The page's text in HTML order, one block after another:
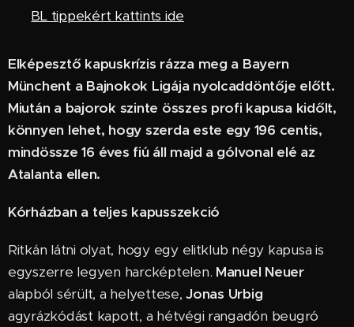
BL tippekért kattints ide
Elképesztő kapuskrízis rázza meg a Bayern
Münchent a Bajnokok Ligája nyolcaddöntője előtt.
Miután a bajorok szinte összes profi kapusa kidőlt,
könnyen lehet, hogy szerda este egy 196 centis,
mindössze 16 éves fiú áll majd a gólvonal elé az
Atalanta ellen.
Kórházban a teljes kapusszekció
Ritkán látni olyat, hogy egy elitklub négy kapusa is
egyszerre legyen harcképtelen. Manuel Neuer
alapból sérült, a helyettese,Jonas Urbig
agyrázkódást kapott, a hétvégi rangadón beugró